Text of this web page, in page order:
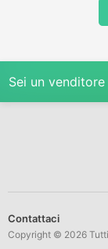
Sei un
Contattaci
Copyright © 2026